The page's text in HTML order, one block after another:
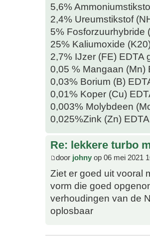
5,6%
2,4% Ureumstikstof
5% Fosforzuurhybride
25% Kaliumoxide
2,7% IJzer (FE) EDTA
0,05 % Mangaan (Mn)
0,03% Borium (B)
0,01% Koper (Cu)
0,003% Molybdeen
0,025%Zink (Zn)
Re: lekkere turbo
door johny op 06 mei 2021
Ziet er goed uit vooral
vorm die goed
verhoudingen van de
oplosbaar